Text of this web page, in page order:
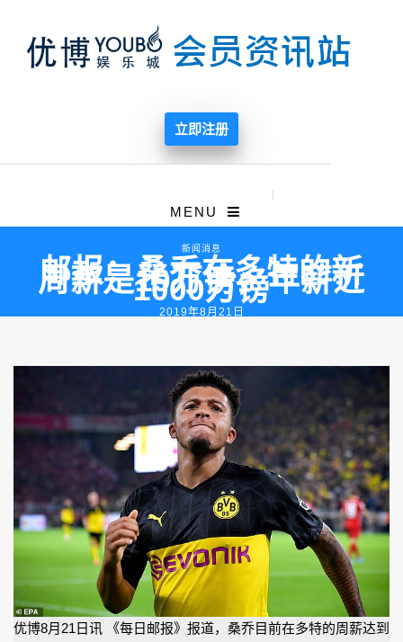
立即注册
MENU
新闻消息
邮报：桑乔在多特的新
周薪是19万镑，年薪近
1000万镑
2019年8月21日
优博8月21日讯 《每日邮报》报道，桑乔目前在多特的周薪达到